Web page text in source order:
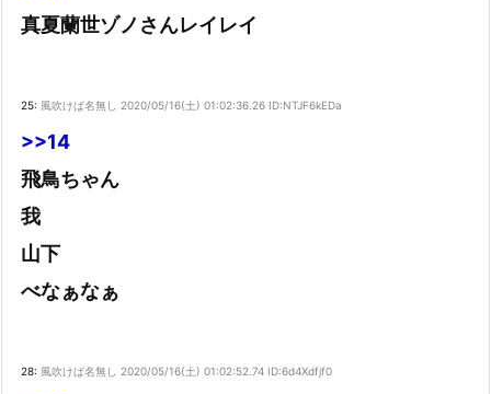
【日向坂46】坂井新奈、単独で外番組初出演ｷﾀ━(ﾟ∀ﾟ)━!!!!
つねダン...
貌とは？...
身とは？
乃木坂46 金川紗耶 1st写真集「タイトル未定」
日向坂46 17thシングル「Kind of love」
真夏蘭世ゾノさんレイレイ
25: 風吹けば名無し 2020/05/16(土) 01:02:36.26 ID:NTJF6kEDa
>>14
飛鳥ちゃん
我
山下
べなぁなぁ
28: 風吹けば名無し 2020/05/16(土) 01:02:52.74 ID:6d4Xdfjf0